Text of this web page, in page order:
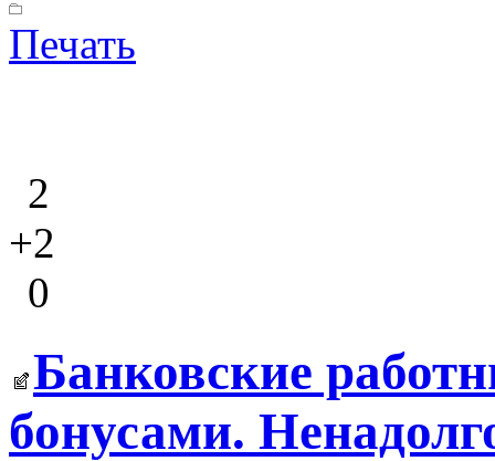
Печать
2
+2
0
Банковские
бонусами.